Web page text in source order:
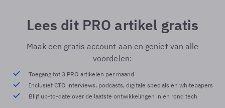
Lees dit PRO artikel gratis
Maak een gratis account aan en geniet van alle
voordelen:
Toegang tot 3 PRO artikelen per maand
Inclusief CTO interviews, podcasts, digitale specials en whitepapers
Blijf up-to-date over de laatste ontwikkelingen in en rond tech